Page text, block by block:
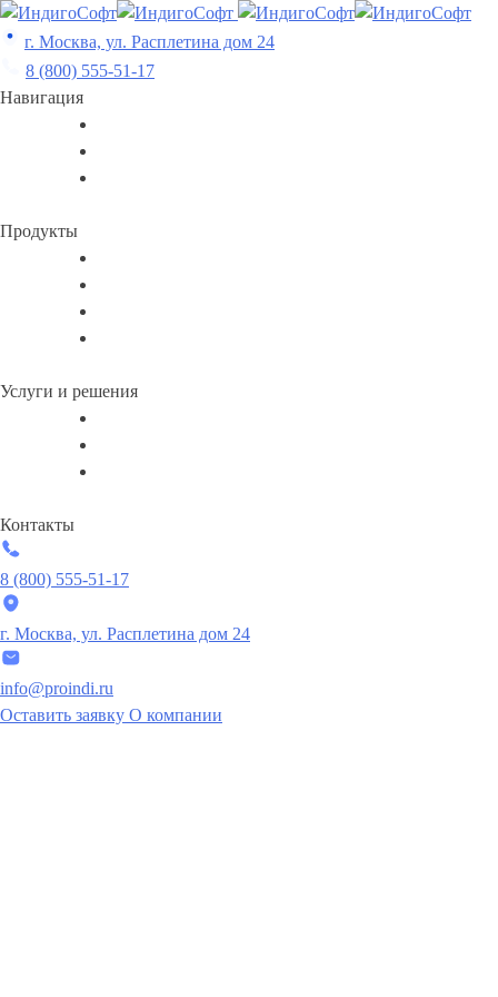
Skip
to
content
г. Москва, ул. Расплетина дом 24
8 (800) 555-51-17
Навигация
Продукты
Услуги и решения
Контакты
8 (800) 555-51-17
г. Москва, ул. Расплетина дом 24
info@proindi.ru
Оставить заявку О компании